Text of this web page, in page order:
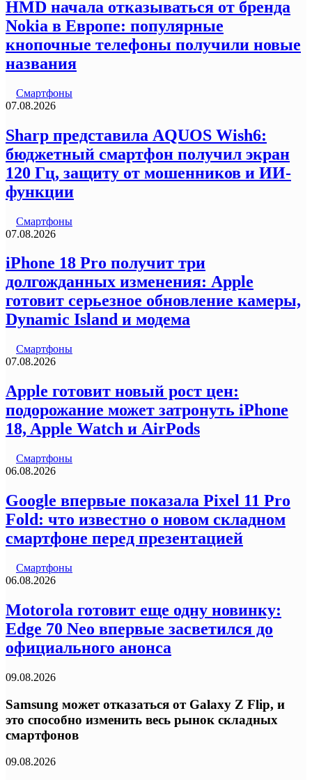
HMD начала отказываться от бренда
Nokia в Европе: популярные
кнопочные телефоны получили новые
названия
Смартфоны
07.08.2026
Sharp представила AQUOS Wish6:
бюджетный смартфон получил экран
120 Гц, защиту от мошенников и ИИ-
функции
Смартфоны
07.08.2026
iPhone 18 Pro получит три
долгожданных изменения: Apple
готовит серьезное обновление камеры,
Dynamic Island и модема
Смартфоны
07.08.2026
Apple готовит новый рост цен:
подорожание может затронуть iPhone
18, Apple Watch и AirPods
Смартфоны
06.08.2026
Google впервые показала Pixel 11 Pro
Fold: что известно о новом складном
смартфоне перед презентацией
Смартфоны
06.08.2026
Motorola готовит еще одну новинку:
Edge 70 Neo впервые засветился до
официального анонса
09.08.2026
Samsung может отказаться от Galaxy Z Flip, и
это способно изменить весь рынок складных
смартфонов
09.08.2026